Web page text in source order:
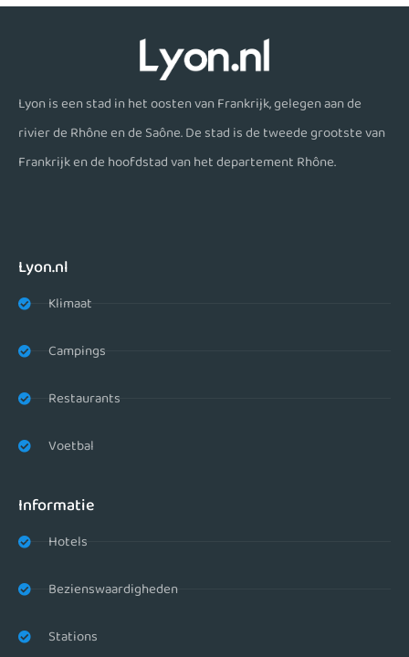
Lyon is een stad in het oosten van Frankrijk, gelegen aan de
rivier de Rhône en de Saône. De stad is de tweede grootste van
Frankrijk en de hoofdstad van het departement Rhône.
Lyon.nl
Klimaat
Campings
Restaurants
Voetbal
Informatie
Hotels
Bezienswaardigheden
Stations